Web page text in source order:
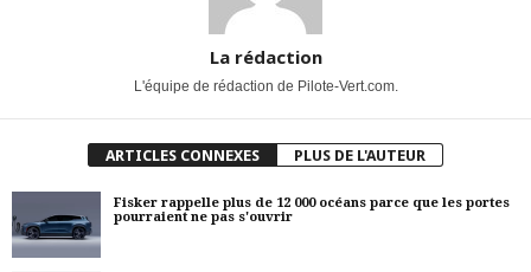
La rédaction
L'équipe de rédaction de Pilote-Vert.com.
ARTICLES CONNEXES PLUS DE L'AUTEUR
Fisker rappelle plus de 12 000 océans parce que les portes
pourraient ne pas s'ouvrir